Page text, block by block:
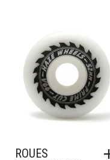
ROUES